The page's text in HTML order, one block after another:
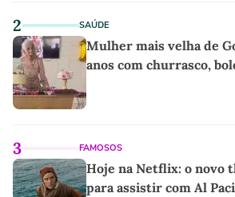
2 SAÚDE
Mulher mais velha de
anos com churrasco,
3 FAMOSOS
Hoje na Netflix: o
para assistir com Al